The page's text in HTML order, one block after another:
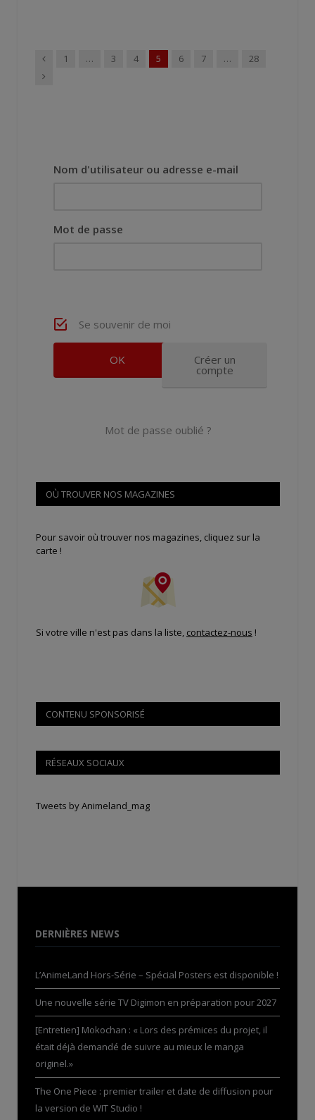
Précédent
1 … 3 4 5 6 7 …
28
Suivant
Nom d'utilisateur ou adresse e-mail
Mot de passe
Se souvenir de moi
Créer un
compte
Mot de passe oublié ?
OÙ TROUVER NOS MAGAZINES
Pour savoir où trouver nos magazines, cliquez sur la
carte !
Si votre ville n'est pas dans la liste, contactez-nous !
CONTENU SPONSORISÉ
RÉSEAUX SOCIAUX
Tweets by Animeland_mag
DERNIÈRES NEWS
L’AnimeLand Hors-Série – Spécial Posters est disponible !
Une nouvelle série TV Digimon en préparation pour 2027
[Entretien] Mokochan : « Lors des prémices du projet, il
était déjà demandé de suivre au mieux le manga
originel.»
The One Piece : premier trailer et date de diffusion pour
la version de WIT Studio !